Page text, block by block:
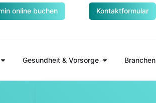
online buchen Kontaktformular
Gesundheit & Vorsorge Branchen